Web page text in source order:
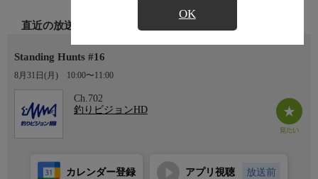
OK
直近の放送
Standing Hunts #16
8月31日(月) 10:00〜11:00
Ch.702
釣りビジョンHD
カレンダー登録 アプリ視聴 放送前